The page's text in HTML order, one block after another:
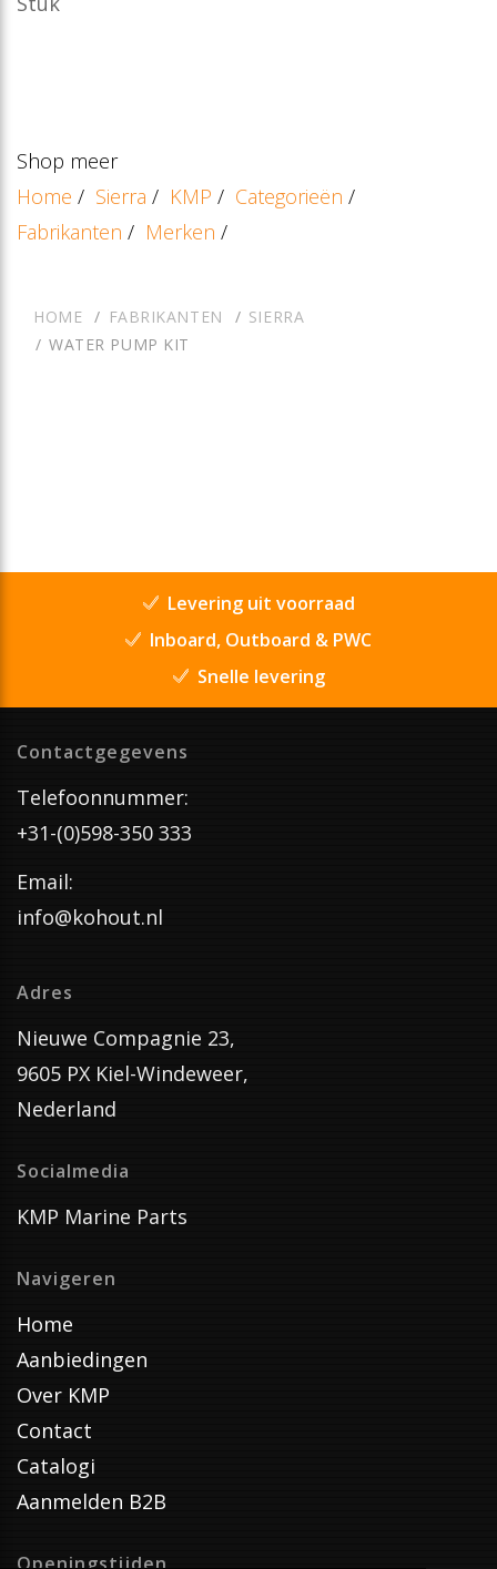
Shop meer
Home / Sierra / KMP / Categorieën /
Fabrikanten / Merken /
HOME FABRIKANTEN
SIERRA
WATER PUMP KIT
Levering uit voorraad
Inboard, Outboard & PWC
Snelle levering
Contactgegevens
Telefoonnummer:
+31-(0)598-350 333
Email:
info@kohout.nl
Adres
Nieuwe Compagnie 23,
9605 PX Kiel-Windeweer,
Nederland
Socialmedia
KMP Marine Parts
Navigeren
Home
Aanbiedingen
Over KMP
Contact
Catalogi
Aanmelden B2B
Openingstijden